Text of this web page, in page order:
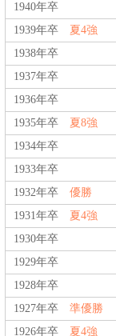
1940年卒
1939年卒 夏4強
1938年卒
1937年卒
1936年卒
1935年卒 夏8強
1934年卒
1933年卒
1932年卒 優勝
1931年卒 夏4強
1930年卒
1929年卒
1928年卒
1927年卒 準優勝
1926年卒 夏4強